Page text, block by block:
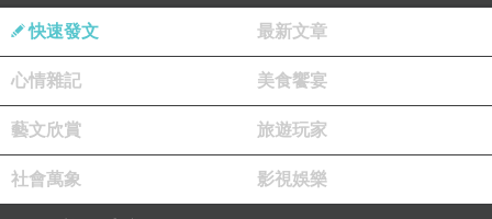
攝自爆料公社）
網搜小組／綜 英文家教老師 推薦合報導
花燈造型百百種，但這款花燈卻讓網友爭論不
休。有網友18日在臉書社團貼出一張照片，指自
快速發文 最新文章
心情雜記 美食饗宴
藝文欣賞 旅遊玩家
社會萬象 影視娛樂